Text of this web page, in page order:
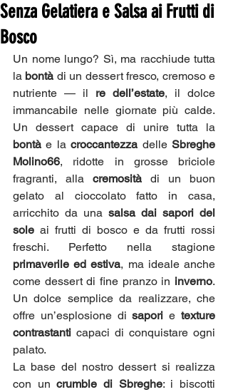
Senza Gelatiera e Salsa ai Frutti di
Bosco
Un nome lungo? Sì, ma racchiude tutta
la bontà di un dessert fresco, cremoso e
nutriente — il re dell’estate, il dolce
immancabile nelle giornate più calde.
bontà e la croccantezza delle Sbreghe
Molino66, ridotte in grosse briciole
fragranti, alla cremosità di un buon
gelato al cioccolato fatto in casa,
arricchito da una salsa dai sapori del
sole ai frutti di bosco e da frutti rossi
primaverile ed estiva, ma ideale anche
come dessert di fine pranzo in inverno.
Un dolce semplice da realizzare, che
offre un’esplosione di sapori e texture
contrastanti capaci di conquistare ogni
palato.
La base del nostro dessert si realizza
con un crumble di Sbreghe: i biscotti